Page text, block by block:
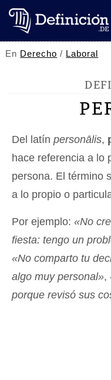
En Derecho / Laboral
Del latín personālis,
hace referencia a lo
persona. El término
a lo propio o
Por ejemplo: «No
fiesta: tengo un
«No comparto tu
algo muy personal»,
porque revisó sus